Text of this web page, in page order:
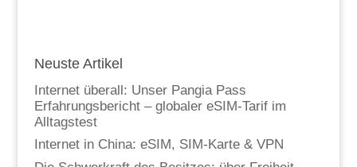
Neuste Artikel
Internet überall: Unser Pangia Pass
Erfahrungsbericht – globaler eSIM-Tarif im
Alltagstest
Internet in China: eSIM, SIM-Karte & VPN